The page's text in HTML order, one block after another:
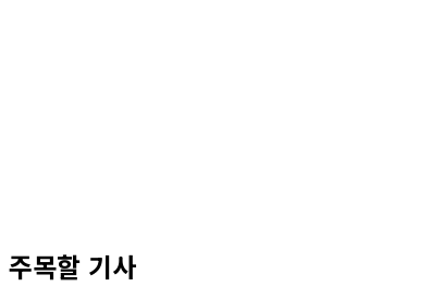
주목할 기사